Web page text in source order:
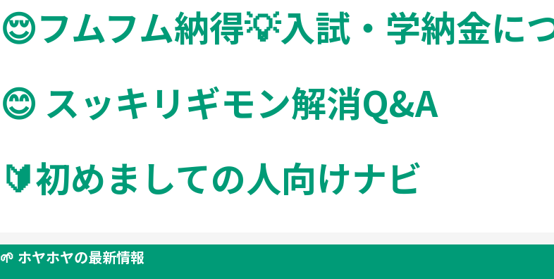
😌フムフム納得💡入試・学納金に
😊 スッキリギモン解消Q&A
🔰初めましての人向けナビ
🌱 ホヤホヤの最新情報